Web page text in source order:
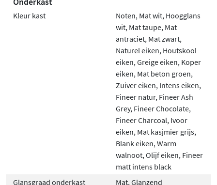
Kleur kast
Noten, Mat wit, Hoogglans
wit, Mat taupe, Mat
antraciet, Mat zwart,
Naturel eiken, Houtskool
eiken, Greige eiken, Koper
eiken, Mat beton groen,
Zuiver eiken, Intens eiken,
Fineer natur, Fineer Ash
Grey, Fineer Chocolate,
Fineer Charcoal, Ivoor
eiken, Mat kasjmier grijs,
Blank eiken, Warm
walnoot, Olijf eiken, Fineer
matt intens black
Glansgraad onderkast
Mat, Glanzend